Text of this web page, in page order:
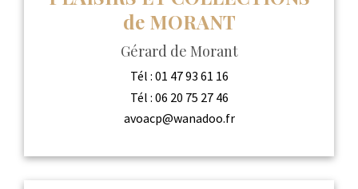
de MORANT
Gérard de Morant
Tél : 01 47 93 61 16
Tél : 06 20 75 27 46
avoacp@wanadoo.fr